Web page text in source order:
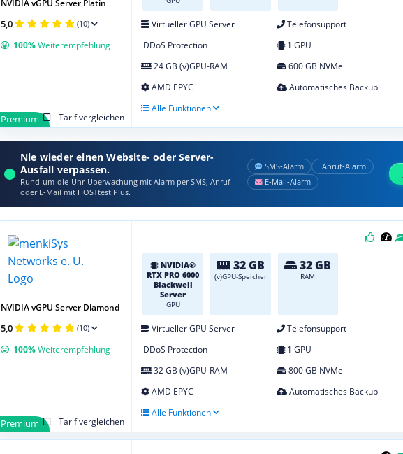
Virtueller GPU Server
Telefonsupport
DDoS Protection
1 GPU
24 GB (v)GPU-RAM
600 GB NVMe
AMD EPYC
Automatisches Backup
Alle Funktionen
Premium
Tarif vergleichen
NVIDIA vGPU Server Platin
5,0 (10)
100%Weiterempfehlung
Nie wieder einen Website- oder Server-
Ausfall verpassen.
Rund-um-die-Uhr-Überwachung mit Alarm per SMS, Anruf
oder E‑Mail mit HOSTtest Plus.
SMS‑Alarm
Anruf‑Alarm
E‑Mail‑Alarm
NVIDIA®
RTX PRO 6000
Blackwell
Server
GPU
32 GB
(v)GPU-Speicher
32 GB
RAM
Virtueller GPU Server
Telefonsupport
DDoS Protection
1 GPU
32 GB (v)GPU-RAM
800 GB NVMe
AMD EPYC
Automatisches Backup
Alle Funktionen
Premium
Tarif vergleichen
NVIDIA vGPU Server Diamond
5,0 (10)
100%Weiterempfehlung